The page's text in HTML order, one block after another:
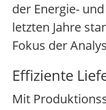
der Energie-
letzten Jahre
Fokus der
Effiziente
Mit